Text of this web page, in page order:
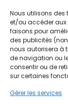
Nous utilisons des
et/ou accéder aux
faisons pour
des publicités
nous autorisera à
de navigation ou
consentir ou de
sur certaines
Gérer les services
Devis